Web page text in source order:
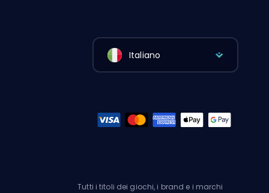
Italiano
Tutti i titoli dei giochi, i brand e i marchi